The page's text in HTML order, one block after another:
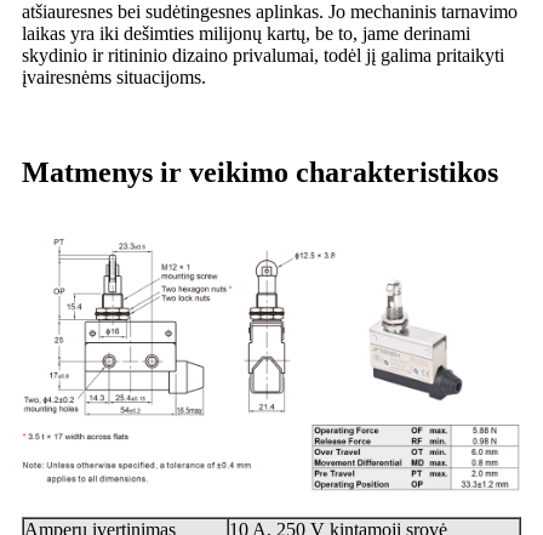
atšiauresnes bei sudėtingesnes aplinkas. Jo mechaninis tarnavimo
laikas yra iki dešimties milijonų kartų, be to, jame derinami
skydinio ir ritininio dizaino privalumai, todėl jį galima pritaikyti
įvairesnėms situacijoms.
Matmenys ir veikimo charakteristikos
Amperų įvertinimas 10 A, 250 V kintamoji srovė